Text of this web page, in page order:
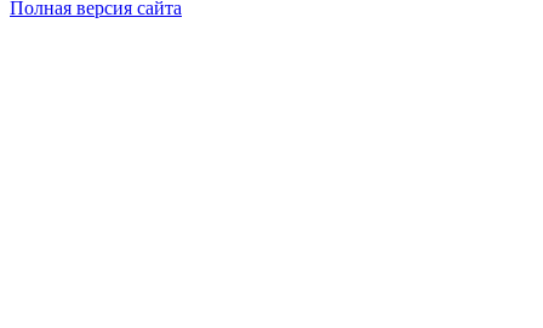
Полная версия сайта